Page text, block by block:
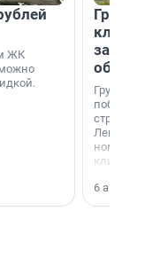
ЖК
Группа
области».
6